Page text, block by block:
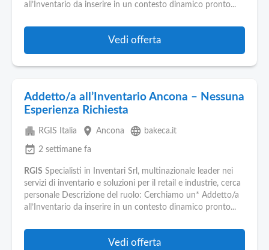
all’Inventario da inserire in un contesto dinamico pronto...
Vedi offerta
Addetto/a all’Inventario Ancona – Nessuna
Esperienza Richiesta
apartment RGIS Italia place Ancona language bakeca.it
event_available 2 settimane fa
RGIS Specialisti in Inventari Srl, multinazionale leader nei
servizi di inventario e soluzioni per il retail e industrie, cerca
personale Descrizione del ruolo: Cerchiamo un* Addetto/a
all’Inventario da inserire in un contesto dinamico pronto...
Vedi offerta